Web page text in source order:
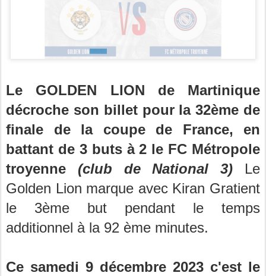
Le GOLDEN LION de Martinique
décroche son billet pour la 32ème de
finale de la coupe de France, en
battant de 3 buts à 2 le FC Métropole
troyenne (club de National 3) Le
Golden Lion marque avec Kiran Gratient
le 3ème but pendant le temps
additionnel à la 92 ème minutes.
Ce samedi 9 décembre 2023 c'est le